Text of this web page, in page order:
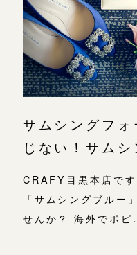
サムシングフォ
じない！サム
CRAFY目黒本店で
「サムシングブルー
せんか？ 海外でポ